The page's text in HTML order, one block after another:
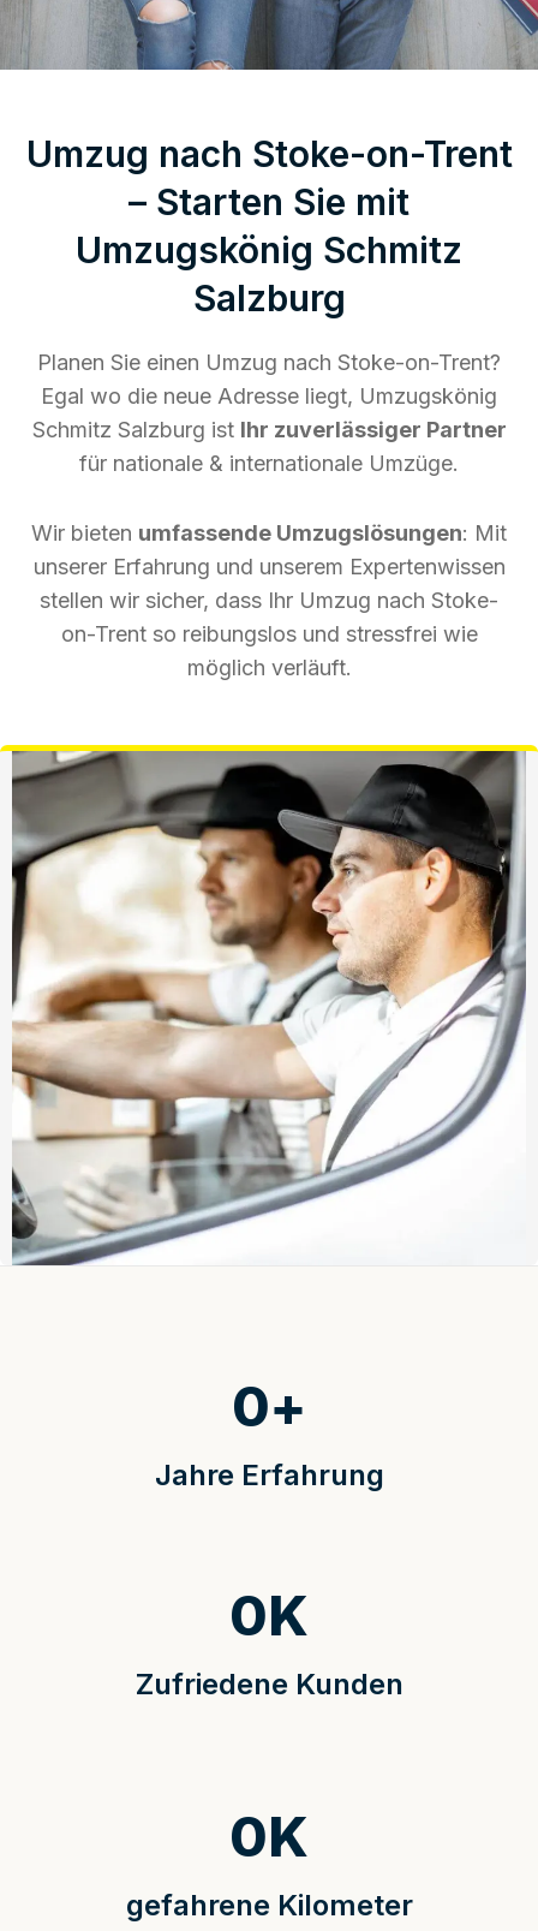
Umzug nach Stoke-on-Trent
– Starten Sie mit
Umzugskönig Schmitz
Salzburg
Planen Sie einen Umzug nach Stoke-on-Trent?
Egal wo die neue Adresse liegt, Umzugskönig
Schmitz Salzburg ist Ihr zuverlässiger Partner
für nationale & internationale Umzüge.
Wir bieten umfassende Umzugslösungen: Mit
unserer Erfahrung und unserem Expertenwissen
stellen wir sicher, dass Ihr Umzug nach Stoke-
on-Trent so reibungslos und stressfrei wie
möglich verläuft.
Jahre Erfahrung
0+
Zufriedene Kunden
0K
gefahrene Kilometer
0K